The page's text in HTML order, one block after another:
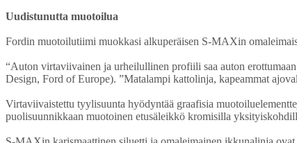
Uudistunutta muotoilua
Fordin muotoilutiimi muokkasi alkuperäisen S-MAXin
“Auton virtaviivainen ja urheilullinen profiili saa auton
Design, Ford of Europe). ”Matalampi kattolinja, kapeammat
Virtaviivaistettu tyylisuunta hyödyntää graafisia
puolisuunnikkaan muotoinen etusäleikkö kromisilla